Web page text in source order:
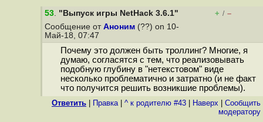
53. "Выпуск игры NetHack 3.6.1" + / –
Сообщение от Аноним (??) on 10-
Май-18, 07:47
Почему это должен быть троллинг? Многие, я
думаю, согласятся с тем, что реализовывать
подобную глубину в "нетекстовом" виде
несколько проблематично и затратно (и не факт
что получится решить возникшие проблемы).
Ответить Правка| ^ к родителю #43 Наверх
Cообщить
модератору